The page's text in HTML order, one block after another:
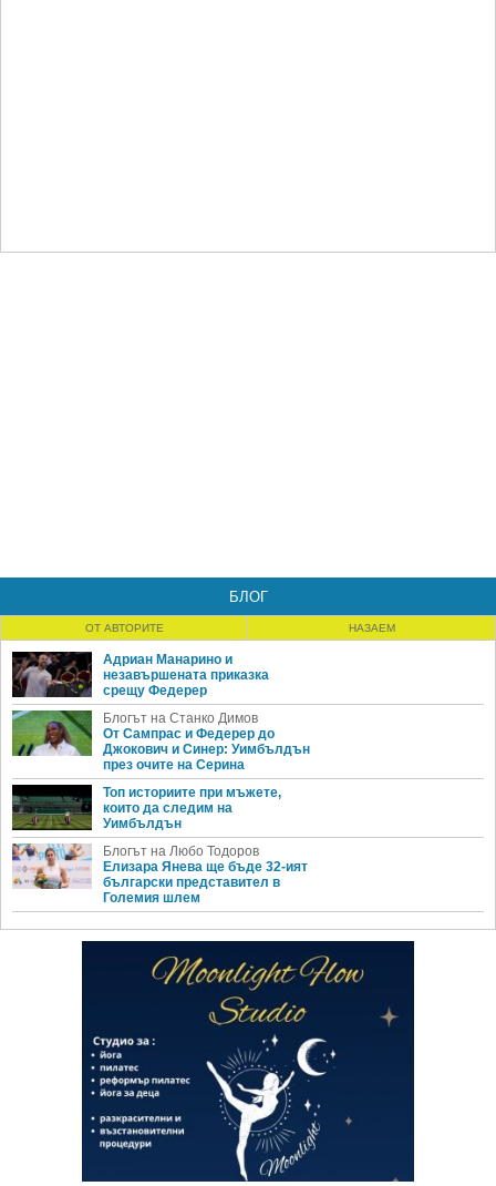
БЛОГ
ОТ АВТОРИТЕ НАЗАЕМ
Адриан Манарино и
незавършената приказка
срещу Федерер
Блогът на Станко Димов
От Сампрас и Федерер до
Джокович и Синер: Уимбълдън
през очите на Серина
Топ историите при мъжете,
които да следим на
Уимбълдън
Блогът на Любо Тодоров
Елизара Янева ще бъде 32-ият
български представител в
Големия шлем